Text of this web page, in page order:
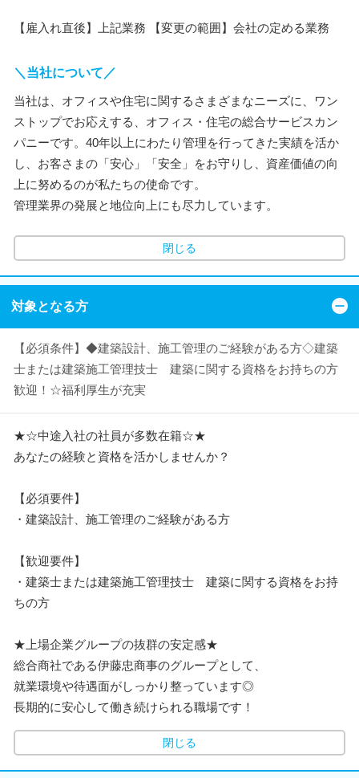
【雇入れ直後】上記業務 【変更の範囲】会社の定める業務
＼当社について／
当社は、オフィスや住宅に関するさまざまなニーズに、ワン
ストップでお応えする、オフィス・住宅の総合サービスカン
パニーです。40年以上にわたり管理を行ってきた実績を活か
し、お客さまの「安心」「安全」をお守りし、資産価値の向
上に努めるのが私たちの使命です。
管理業界の発展と地位向上にも尽力しています。
閉じる
対象となる方
【必須条件】◆建築設計、施工管理のご経験がある方◇建築
士または建築施工管理技士 建築に関する資格をお持ちの方
歓迎！☆福利厚生が充実
★☆中途入社の社員が多数在籍☆★
あなたの経験と資格を活かしませんか？
【必須要件】
・建築設計、施工管理のご経験がある方
【歓迎要件】
・建築士または建築施工管理技士 建築に関する資格をお持
ちの方
★上場企業グループの抜群の安定感★
総合商社である伊藤忠商事のグループとして、
就業環境や待遇面がしっかり整っています◎
長期的に安心して働き続けられる職場です！
閉じる